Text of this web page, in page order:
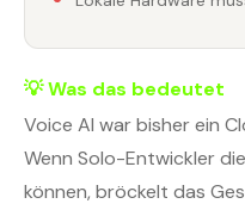
💡 Was das bedeutet
Voice AI war bisher ein
Wenn Solo-Entwickler
können, bröckelt das